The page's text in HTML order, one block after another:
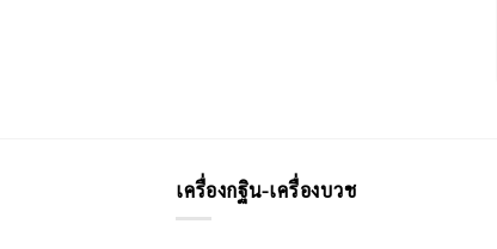
เครื่องกฐิน-เครื่องบวช